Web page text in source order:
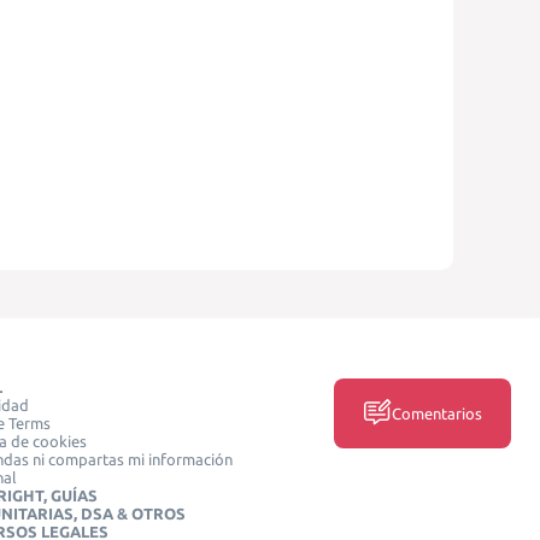
Terms
de cookies
ni compartas mi información
GUÍAS
DSA & OTROS
LEGALES
Comentarios